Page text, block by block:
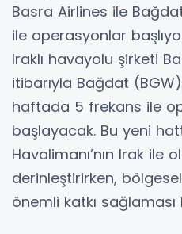
Basra Airlines ile
ile operasyonlar
Iraklı havayolu şirketi
itibarıyla Bağdat
haftada 5 frekans ile
başlayacak. Bu yeni
Havalimanı’nın Irak ile
derinleştirirken,
önemli katkı sağlaması